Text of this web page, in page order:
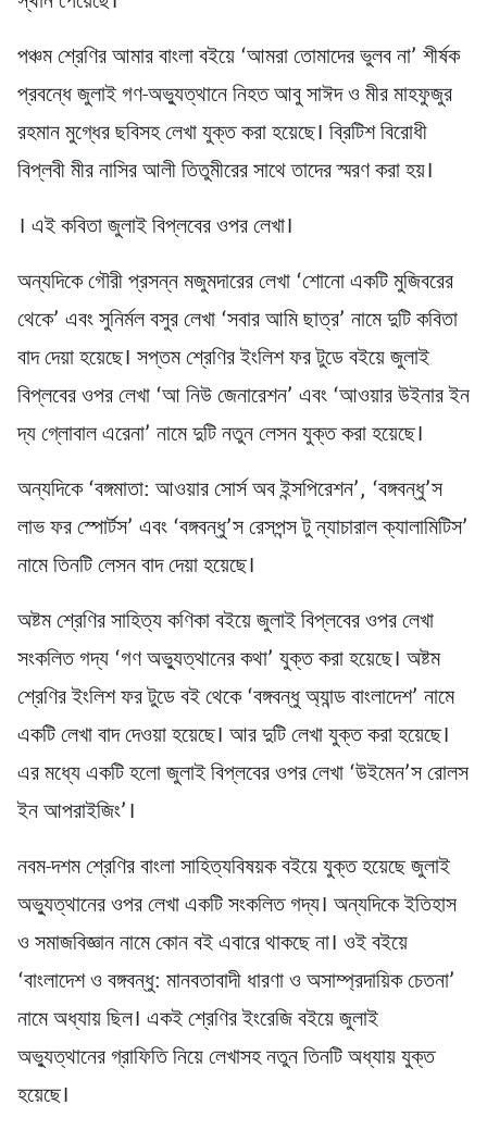
পঞ্চম শ্রেণির আমার বাংলা বইয়ে ‘আমরা তোমাদের ভুলব না’ শীর্ষক
প্রবন্ধে জুলাই গণ-অভ্যুত্থানে নিহত আবু সাঈদ ও মীর মাহফুজুর
রহমান মুগ্ধের ছবিসহ লেখা যুক্ত করা হয়েছে। ব্রিটিশ বিরোধী
বিপ্লবী মীর নাসির আলী তিতুমীরের সাথে তাদের স্মরণ করা হয়।
। এই কবিতা জুলাই বিপ্লবের ওপর লেখা।
অন্যদিকে গৌরী প্রসন্ন মজুমদারের লেখা ‘শোনো একটি মুজিবরের
থেকে’ এবং সুনির্মল বসুর লেখা ‘সবার আমি ছাত্র’ নামে দুটি কবিতা
বাদ দেয়া হয়েছে। সপ্তম শ্রেণির ইংলিশ ফর টুডে বইয়ে জুলাই
বিপ্লবের ওপর লেখা ‘আ নিউ জেনারেশন’ এবং ‘আওয়ার উইনার ইন
দ্য গ্লোবাল এরেনা’ নামে দুটি নতুন লেসন যুক্ত করা হয়েছে।
অন্যদিকে ‘বঙ্গমাতা: আওয়ার সোর্স অব ইন্সপিরেশন’, ‘বঙ্গবন্ধু’স
লাভ ফর স্পোর্টস’ এবং ‘বঙ্গবন্ধু’স রেসপন্স টু ন্যাচারাল ক্যালামিটিস’
নামে তিনটি লেসন বাদ দেয়া হয়েছে।
অষ্টম শ্রেণির সাহিত্য কণিকা বইয়ে জুলাই বিপ্লবের ওপর লেখা
সংকলিত গদ্য ‘গণ অভ্যুত্থানের কথা’ যুক্ত করা হয়েছে। অষ্টম
শ্রেণির ইংলিশ ফর টুডে বই থেকে ‘বঙ্গবন্ধু অ্যান্ড বাংলাদেশ’ নামে
একটি লেখা বাদ দেওয়া হয়েছে। আর দুটি লেখা যুক্ত করা হয়েছে।
এর মধ্যে একটি হলো জুলাই বিপ্লবের ওপর লেখা ‘উইমেন’স রোলস
ইন আপরাইজিং’।
নবম-দশম শ্রেণির বাংলা সাহিত্যবিষয়ক বইয়ে যুক্ত হয়েছে জুলাই
অভ্যুত্থানের ওপর লেখা একটি সংকলিত গদ্য। অন্যদিকে ইতিহাস
ও সমাজবিজ্ঞান নামে কোন বই এবারে থাকছে না। ওই বইয়ে
‘বাংলাদেশ ও বঙ্গবন্ধু: মানবতাবাদী ধারণা ও অসাম্প্রদায়িক চেতনা’
নামে অধ্যায় ছিল। একই শ্রেণির ইংরেজি বইয়ে জুলাই
অভ্যুত্থানের গ্রাফিতি নিয়ে লেখাসহ নতুন তিনটি অধ্যায় যুক্ত
হয়েছে।